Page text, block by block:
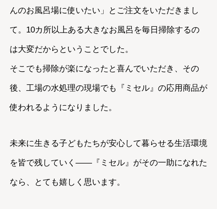
んのお風呂場に使いたい」とご注文をいただきまし
て。10カ所以上ある大きなお風呂を毎日掃除するの
は大変だからということでした。
そこでも掃除が楽になったと喜んでいただき、その
後、工場の水処理の現場でも『ミセル』の応用商品が
使われるようになりました。
未来に生きる子どもたちが安心して暮らせる生活環境
を皆で残していく――『ミセル』がその一助になれた
なら、とても嬉しく思います。